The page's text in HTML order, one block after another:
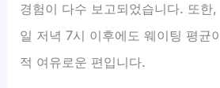
경험이 다수 보고되었습니다. 또한
일 저녁 7시 이후에도 웨이팅 평균
적 여유로운 편입니다.